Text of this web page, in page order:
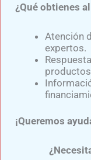
Socket
Liner:
Opción?
Samuel Medina/
conocer los
¿Qué obtienes
Atención
expertos.
¡Queremos